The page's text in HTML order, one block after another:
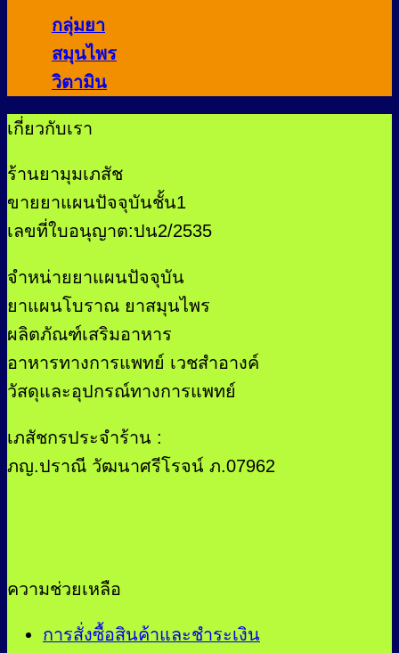
กลุ่มยา
สมุนไพร
วิตามิน
เกี่ยวกับเรา
ร้านยามุมเภสัช
ขายยาแผนปัจจุบันชั้น1
เลขที่ใบอนุญาต:ปน2/2535
จำหน่ายยาแผนปัจจุบัน
ยาแผนโบราณ ยาสมุนไพร
ผลิตภัณฑ์เสริมอาหาร
อาหารทางการแพทย์ เวชสำอางค์
วัสดุและอุปกรณ์ทางการแพทย์
เภสัชกรประจำร้าน :
ภญ.ปราณี วัฒนาศรีโรจน์ ภ.07962
ความช่วยเหลือ
การสั่งซื้อสินค้าและชำระเงิน